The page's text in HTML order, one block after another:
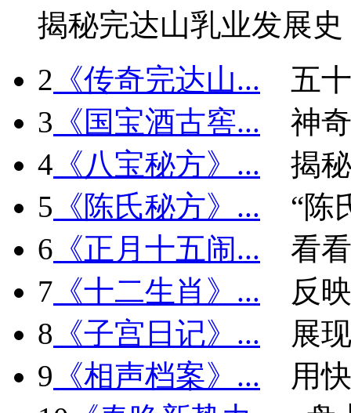
揭秘完达山乳业发展史
2 《传奇完达山...
五
3 《国宝酒古窖...
神
4 《八宝秘方》...
揭
5 《陈氏秘方》...
“陈
6 《正月十五闹...
看
7 《十二生肖》...
反
8 《子宫日记》...
展
9 《相声档案》...
用